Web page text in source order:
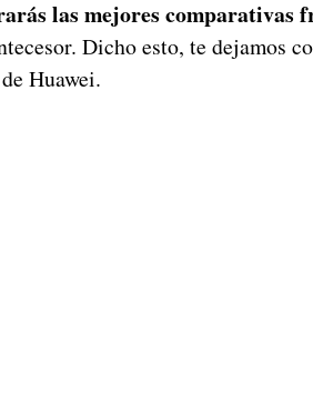
las mejores comparativas
Dicho esto, te dejamos
Huawei.